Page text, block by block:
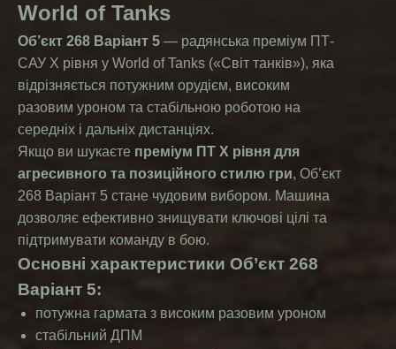
World of Tanks
Об’єкт 268 Варіант 5 — радянська преміум ПТ-
САУ X рівня у World of Tanks («Світ танків»), яка
відрізняється потужним орудієм, високим
разовим уроном та стабільною роботою на
середніх і дальніх дистанціях.
Якщо ви шукаєте преміум ПТ X рівня для
агресивного та позиційного стилю гри, Об’єкт
268 Варіант 5 стане чудовим вибором. Машина
дозволяє ефективно знищувати ключові цілі та
підтримувати команду в бою.
Основні характеристики Об’єкт 268
Варіант 5:
потужна гармата з високим разовим уроном
стабільний ДПМ